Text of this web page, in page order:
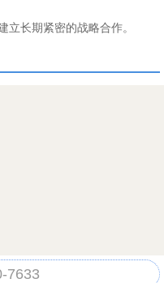
立长期紧密的战略合作。
7633